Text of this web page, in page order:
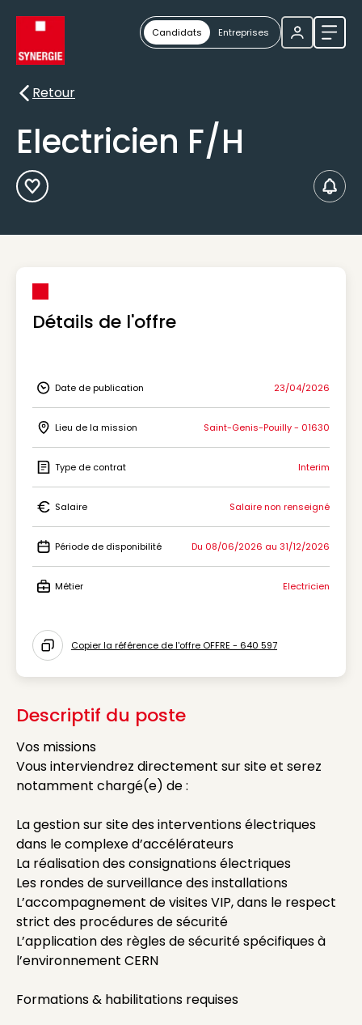
Candidats Entreprises
Retour
Retour
Electricien F/H
Ajouter aux Favoris
Détails de l'offre
Icon Date de publication
Date de publication 23/04/2026
Icon Lieu de la mission
Lieu de la mission Saint-Genis-Pouilly - 01630
Icon Type de contrat
Type de contrat Interim
Icon Salaire
Salaire Salaire non renseigné
Icon Période de disponibilité
Période de disponibilité Du 08/06/2026 au 31/12/2026
Métier Electricien
Icon copy to clipboard
Copier la référence de l'offre OFFRE - 640 597
Descriptif du poste
Vos missions
Vous interviendrez directement sur site et serez
notamment chargé(e) de :
La gestion sur site des interventions électriques
dans le complexe d’accélérateurs
La réalisation des consignations électriques
Les rondes de surveillance des installations
L’accompagnement de visites VIP, dans le respect
strict des procédures de sécurité
L’application des règles de sécurité spécifiques à
l’environnement CERN
Formations & habilitations requises